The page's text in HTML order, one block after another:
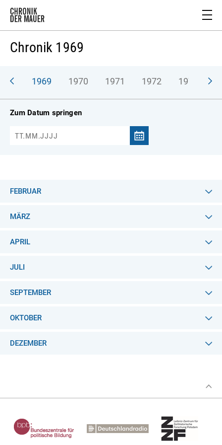
Chronik 1969
1969 1970 1971 1972 1973
Zum Datum springen
FEBRUAR
MÄRZ
APRIL
JULI
SEPTEMBER
OKTOBER
DEZEMBER